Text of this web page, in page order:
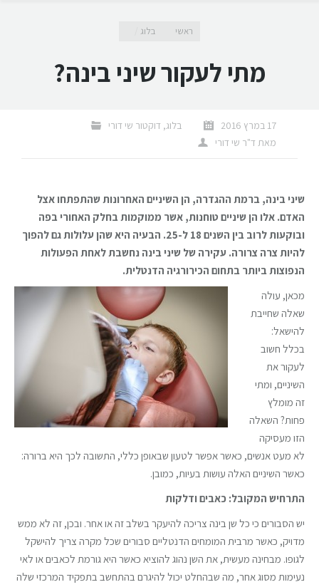
ראשי בלוג
מתי לעקור שיני בינה?
17 במרץ 2016 בלוג, דוקטור שי דורי
מאת ד"ר שי דורי
שיני בינה, ברמת ההגדרה, הן השיניים האחרונות שהתפתחו אצל
האדם. אלו הן שיניים טוחנות, אשר ממוקמות בחלק האחורי בפה
ובוקעות לרוב בין השנים 18 ל-25. הבעיה היא שהן עלולות גם להפוך
להיות צרה צרורה. עקירה של שיני בינה נחשבת לאחת הפעולות
הנפוצות ביותר בתחום הכירורגיה הדנטלית.
מכאן, עולה
שאלה שחייבת
להישאל:
בכלל חשוב
לעקור את
השיניים, ומתי
זה מומלץ
פחות? השאלה
הזו מעסיקה
לא מעט אנשים, כאשר אפשר לטעון שבאופן כללי, התשובה לכך היא ברורה:
כאשר השיניים האלה עושות בעיות, כמובן.
התרחיש המקובל: כאבים ודלקות
יש הסבורים כי כל שן בינה צריכה להיעקר בשלב זה או אחר. ובכן, זה לא ממש
מדויק, כאשר מרבית המומחים הדנטליים סבורים שכל מקרה צריך להישקל
לגופו. מבחינה מעשית, את השן נהוג להוציא כאשר היא גורמת לכאבים או לאי
נעימות מסוג אחר, מה שבהחלט יכול להיגרם בהתחשב בתפקיד המרכזי שלה